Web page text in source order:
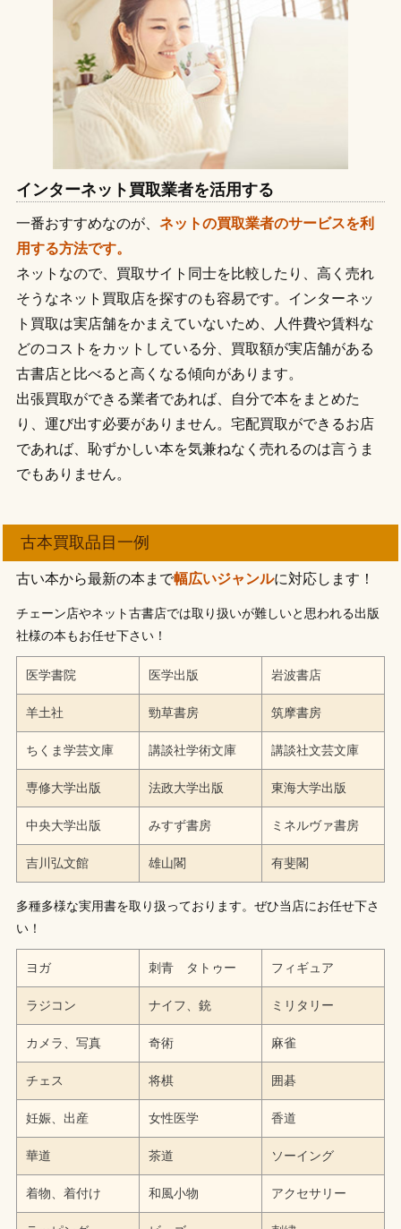
インターネット買取業者を活用する
一番おすすめなのが、 ネットの買取業者のサービスを利
用する方法です。
ネットなので、買取サイト同士を比較したり、高く売れ
そうなネット買取店を探すのも容易です。インターネッ
ト買取は実店舗をかまえていないため、人件費や賃料な
どのコストをカットしている分、買取額が実店舗がある
古書店と比べると高くなる傾向があります。
出張買取ができる業者であれば、自分で本をまとめた
り、運び出す必要がありません。宅配買取ができるお店
であれば、恥ずかしい本を気兼ねなく売れるのは言うま
でもありません。
古本買取品目一例
古い本から最新の本まで幅広いジャンルに対応します！
チェーン店やネット古書店では取り扱いが難しいと思われる出版
社様の本もお任せ下さい！
医学書院 医学出版 岩波書店
羊土社 勁草書房 筑摩書房
ちくま学芸文庫 講談社学術文庫 講談社文芸文庫
専修大学出版 法政大学出版 東海大学出版
中央大学出版 みすず書房 ミネルヴァ書房
吉川弘文館 雄山閣 有斐閣
多種多様な実用書を取り扱っております。ぜひ当店にお任せ下さ
い！
ヨガ 刺青 タトゥー フィギュア
ラジコン ナイフ、銃 ミリタリー
カメラ、写真 奇術 麻雀
チェス 将棋 囲碁
妊娠、出産 女性医学 香道
華道 茶道 ソーイング
着物、着付け 和風小物 アクセサリー